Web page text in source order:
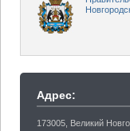
Адрес:
173005, Великий